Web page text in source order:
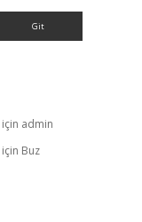
için admin
için Buz